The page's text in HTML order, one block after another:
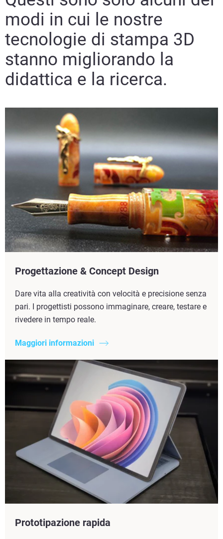
modi in cui le nostre
tecnologie di stampa 3D
stanno migliorando la
didattica e la ricerca.
Progettazione & Concept Design
Dare vita alla creatività con velocità e precisione senza
pari. I progettisti possono immaginare, creare, testare e
rivedere in tempo reale.
Maggiori informazioni
Prototipazione rapida